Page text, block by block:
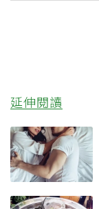
延伸閱讀